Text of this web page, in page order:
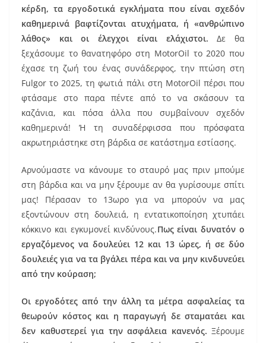
κέρδη, τα εργοδοτικά εγκλήματα που είναι σχεδόν
καθημερινά βαφτίζονται ατυχήματα, ή «ανθρώπινο
λάθος» και οι έλεγχοι είναι ελάχιστοι.Δε θα
ξεχάσουμε το θανατηφόρο στη MotorOil το 2020 που
έχασε τη ζωή του ένας συνάδερφος, την πτώση στη
Fulgor το 2025, τη φωτιά πάλι στη MotorOil πέρσι που
φτάσαμε στο παρα πέντε από το να σκάσουν τα
καζάνια, και πόσα άλλα που συμβαίνουν σχεδόν
καθημερινά! Ή τη συναδέρφισσα που πρόσφατα
ακρωτηριάστηκε στη βάρδια σε κατάστημα εστίασης.
Αρνούμαστε να κάνουμε το σταυρό μας πριν μπούμε
στη βάρδια και να μην ξέρουμε αν θα γυρίσουμε σπίτι
μας! Πέρασαν το 13ωρο για να μπορούν να μας
εξοντώνουν στη δουλειά, η εντατικοποίηση χτυπάει
κόκκινο και εγκυμονεί κινδύνους.Πως είναι δυνατόν ο
εργαζόμενος να δουλεύει 12 και 13 ώρες, ή σε δύο
δουλειές για να τα βγάλει πέρα και να μην κινδυνεύει
από την κούραση;
Οι εργοδότες από την άλλη τα μέτρα ασφαλείας τα
θεωρούν κόστος και η παραγωγή δε σταματάει και
δεν καθυστερεί για την ασφάλεια κανενός. Ξέρουμε